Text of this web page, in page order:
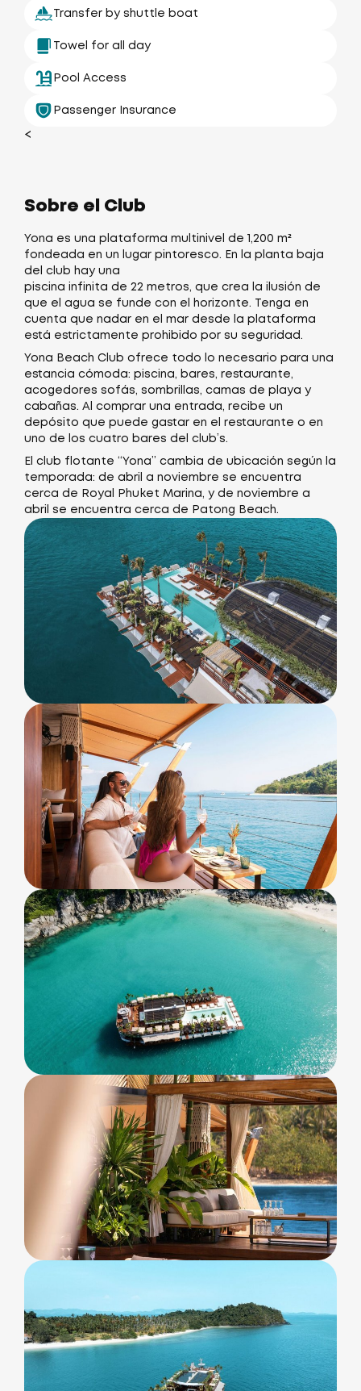
Transfer by shuttle boat
Towel for all day
Pool Access
Passenger Insurance
<
Sobre el Club
Yona es una plataforma multinivel de 1,200 m²
fondeada en un lugar pintoresco. En la planta baja
del club hay una
piscina infinita de 22 metros, que crea la ilusión de
que el agua se funde con el horizonte. Tenga en
cuenta que nadar en el mar desde la plataforma
está estrictamente prohibido por su seguridad.
Yona Beach Club ofrece todo lo necesario para una
estancia cómoda: piscina, bares, restaurante,
acogedores sofás, sombrillas, camas de playa y
cabañas. Al comprar una entrada, recibe un
depósito que puede gastar en el restaurante o en
uno de los cuatro bares del club’s.
El club flotante “Yona” cambia de ubicación según la
temporada: de abril a noviembre se encuentra
cerca de Royal Phuket Marina, y de noviembre a
abril se encuentra cerca de Patong Beach.